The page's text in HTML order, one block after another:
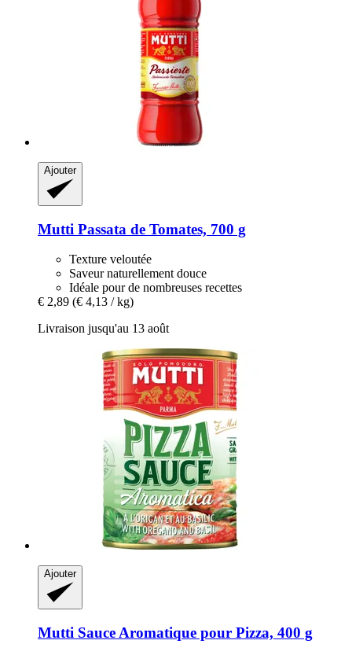
Ajouter
Mutti Passata de Tomates, 700 g
Texture veloutée
Saveur naturellement douce
Idéale pour de nombreuses recettes
€ 2,89 (€ 4,13 / kg)
Livraison jusqu'au 13 août
Ajouter
Mutti Sauce Aromatique pour Pizza, 400 g